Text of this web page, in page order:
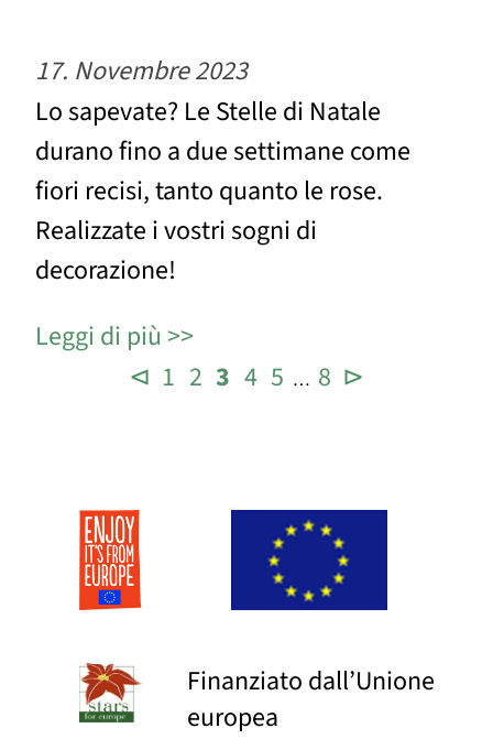
17. Novembre 2023
Lo sapevate? Le Stelle di Natale
durano fino a due settimane come
fiori recisi, tanto quanto le rose.
Realizzate i vostri sogni di
decorazione!
Leggi di più
⊲ 1 2 3 4 5 … 8 ⊳
Finanziato dall’Unione
europea